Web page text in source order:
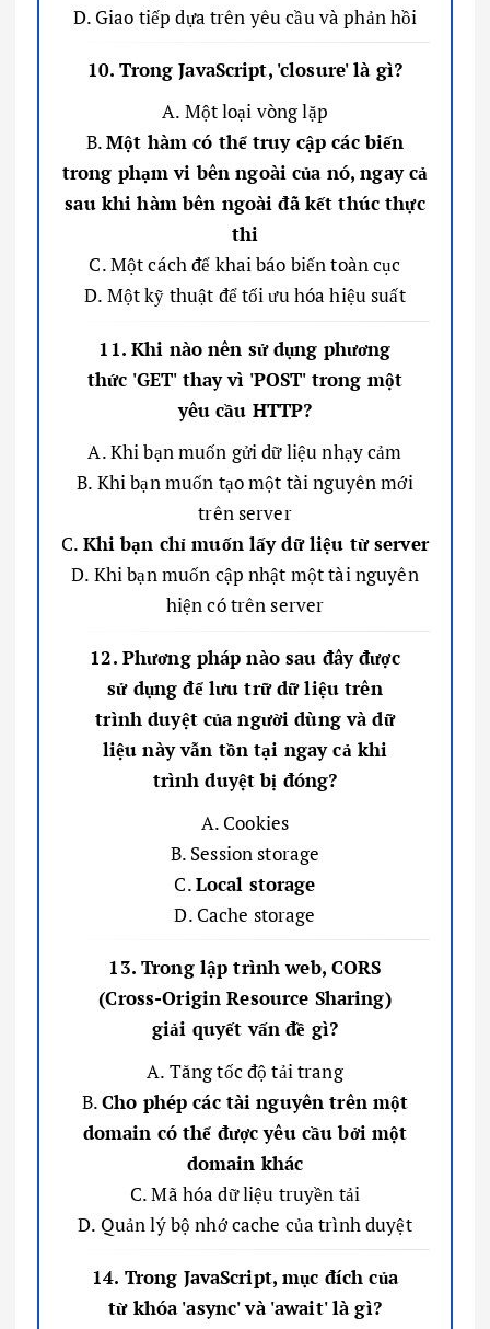
D. Giao tiếp dựa trên yêu cầu và phản hồi
10. Trong JavaScript, 'closure' là gì?
A. Một loại vòng lặp
B.Một hàm có thể truy cập các biến
trong phạm vi bên ngoài của nó, ngay cả
sau khi hàm bên ngoài đã kết thúc thực
thi
C. Một cách để khai báo biến toàn cục
D. Một kỹ thuật để tối ưu hóa hiệu suất
11. Khi nào nên sử dụng phương
thức 'GET' thay vì 'POST' trong một
yêu cầu HTTP?
A. Khi bạn muốn gửi dữ liệu nhạy cảm
B. Khi bạn muốn tạo một tài nguyên mới
trên server
C. Khi bạn chỉ muốn lấy dữ liệu từ server
D. Khi bạn muốn cập nhật một tài nguyên
hiện có trên server
12. Phương pháp nào sau đây được
sử dụng để lưu trữ dữ liệu trên
trình duyệt của người dùng và dữ
liệu này vẫn tồn tại ngay cả khi
trình duyệt bị đóng?
A. Cookies
B. Session storage
C.Local storage
D. Cache storage
13. Trong lập trình web, CORS
(Cross-Origin Resource Sharing)
giải quyết vấn đề gì?
A. Tăng tốc độ tải trang
B.Cho phép các tài nguyên trên một
domain có thể được yêu cầu bởi một
domain khác
C. Mã hóa dữ liệu truyền tải
D. Quản lý bộ nhớ cache của trình duyệt
14. Trong JavaScript, mục đích của
từ khóa 'async' và 'await' là gì?